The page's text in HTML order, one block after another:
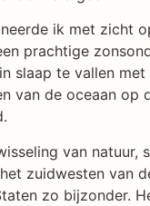
ik met zicht
prachtige
slaap te vallen met
van de oceaan op
van natuur,
zuidwesten van
zo bijzonder.